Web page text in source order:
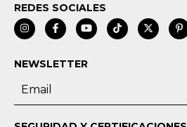
REDES SOCIALES
NEWSLETTER